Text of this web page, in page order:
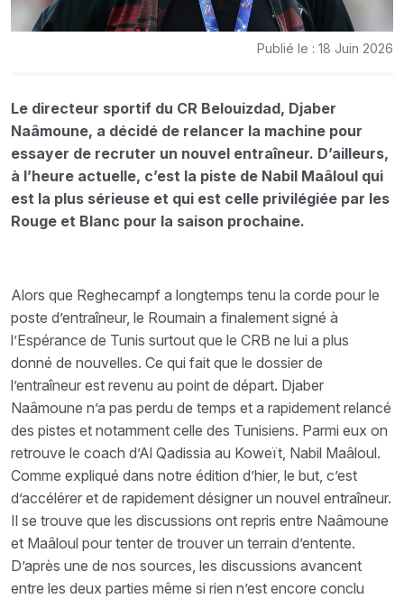
Publié le : 18 Juin 2026
Le directeur sportif du CR Belouizdad, Djaber
Naâmoune, a décidé de relancer la machine pour
essayer de recruter un nouvel entraîneur. D’ailleurs,
à l’heure actuelle, c’est la piste de Nabil Maâloul qui
est la plus sérieuse et qui est celle privilégiée par les
Rouge et Blanc pour la saison prochaine.
Alors que Reghecampf a longtemps tenu la corde pour le
poste d’entraîneur, le Roumain a finalement signé à
l’Espérance de Tunis surtout que le CRB ne lui a plus
donné de nouvelles. Ce qui fait que le dossier de
l’entraîneur est revenu au point de départ. Djaber
Naâmoune n’a pas perdu de temps et a rapidement relancé
des pistes et notamment celle des Tunisiens. Parmi eux on
retrouve le coach d’Al Qadissia au Koweït, Nabil Maâloul.
Comme expliqué dans notre édition d’hier, le but, c’est
d’accélérer et de rapidement désigner un nouvel entraîneur.
Il se trouve que les discussions ont repris entre Naâmoune
et Maâloul pour tenter de trouver un terrain d’entente.
D’après une de nos sources, les discussions avancent
entre les deux parties même si rien n’est encore conclu